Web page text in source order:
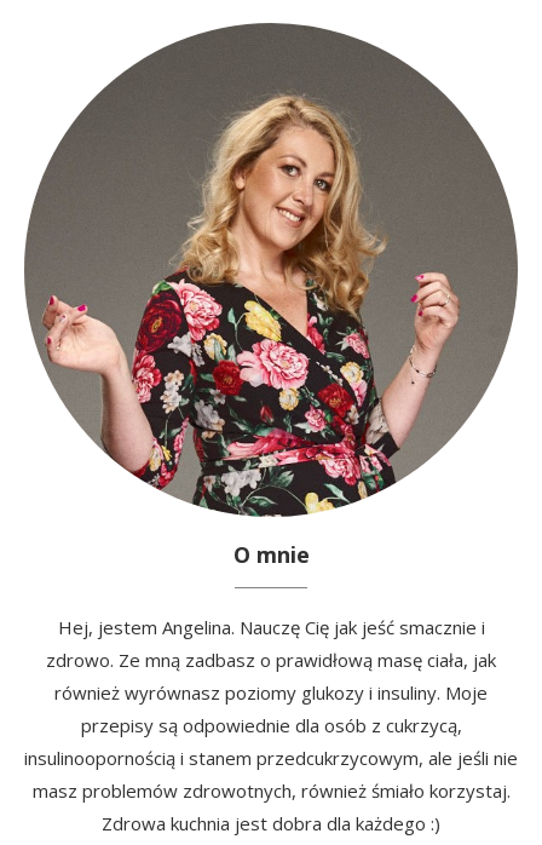
O mnie
Hej, jestem Angelina. Nauczę Cię jak jeść smacznie i
zdrowo. Ze mną zadbasz o prawidłową masę ciała, jak
również wyrównasz poziomy glukozy i insuliny. Moje
przepisy są odpowiednie dla osób z cukrzycą,
insulinoopornością i stanem przedcukrzycowym, ale jeśli nie
masz problemów zdrowotnych, również śmiało korzystaj.
Zdrowa kuchnia jest dobra dla każdego :)